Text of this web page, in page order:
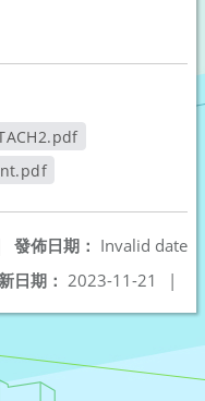
發佈日期： Invalid date
日期： 2023-11-21 |